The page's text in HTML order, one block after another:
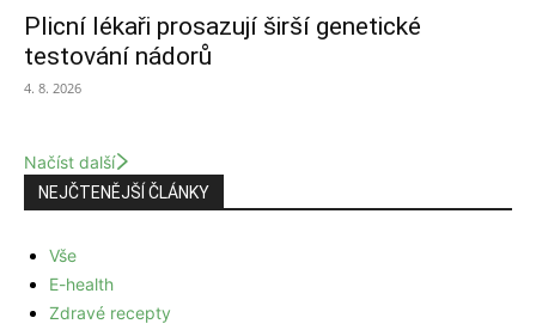
Plicní lékaři prosazují širší genetické
testování nádorů
4. 8. 2026
Načíst další
NEJČTENĚJŠÍ ČLÁNKY
Vše
E-health
Zdravé recepty